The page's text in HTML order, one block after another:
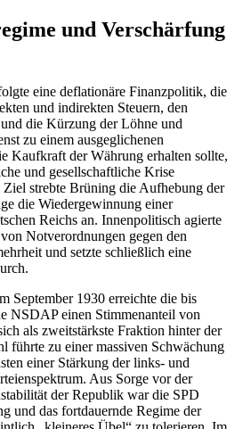
und Verschärfung
eine deflationäre Finanzpolitik, die
und indirekten Steuern, den
die Kürzung der Löhne und
zu einem ausgeglichenen
Kaufkraft der Währung erhalten sollte,
und gesellschaftliche Krise
strebte Brüning die Aufhebung der
die Wiedergewinnung einer
Reichs an. Innenpolitisch agierte
Notverordnungen gegen den
und setzte schließlich eine
September 1930 erreichte die bis
NSDAP einen Stimmenanteil von
als zweitstärkste Fraktion hinter der
führte zu einer massiven Schwächung
einer Stärkung der links- und
Aus Sorge vor der
der Republik war die SPD
und das fortdauernde Regime der